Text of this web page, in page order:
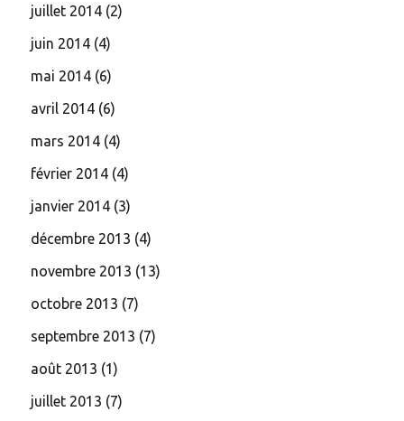
juillet 2014 (2)
juin 2014 (4)
mai 2014 (6)
avril 2014 (6)
mars 2014 (4)
février 2014 (4)
janvier 2014 (3)
décembre 2013 (4)
novembre 2013 (13)
octobre 2013 (7)
septembre 2013 (7)
août 2013 (1)
juillet 2013 (7)